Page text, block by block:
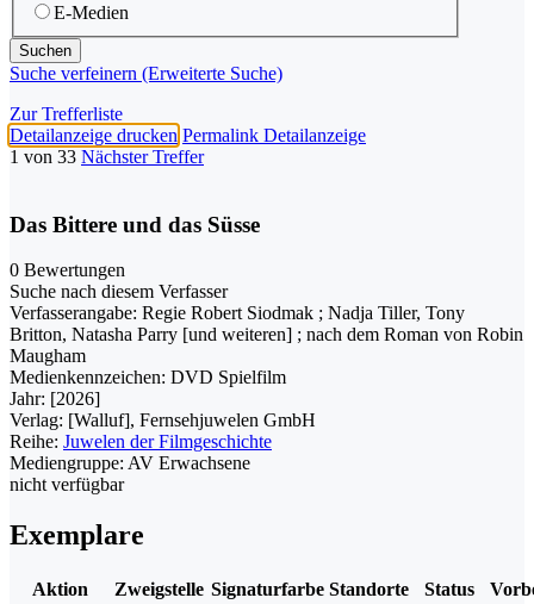
E-Medien
Suche verfeinern (Erweiterte Suche)
Zur Trefferliste
Detailanzeige drucken Permalink Detailanzeige
1 von 33 Nächster Treffer
Das Bittere und das Süsse
0 Bewertungen
Suche nach diesem Verfasser
Verfasserangabe: Regie Robert Siodmak ; Nadja Tiller, Tony
Britton, Natasha Parry [und weiteren] ; nach dem Roman von Robin
Maugham
Medienkennzeichen: DVD Spielfilm
Jahr: [2026]
Verlag: [Walluf], Fernsehjuwelen GmbH
Reihe: Juwelen der Filmgeschichte
Mediengruppe: AV Erwachsene
nicht verfügbar
Exemplare
Aktion Zweigstelle Signaturfarbe Standorte Status